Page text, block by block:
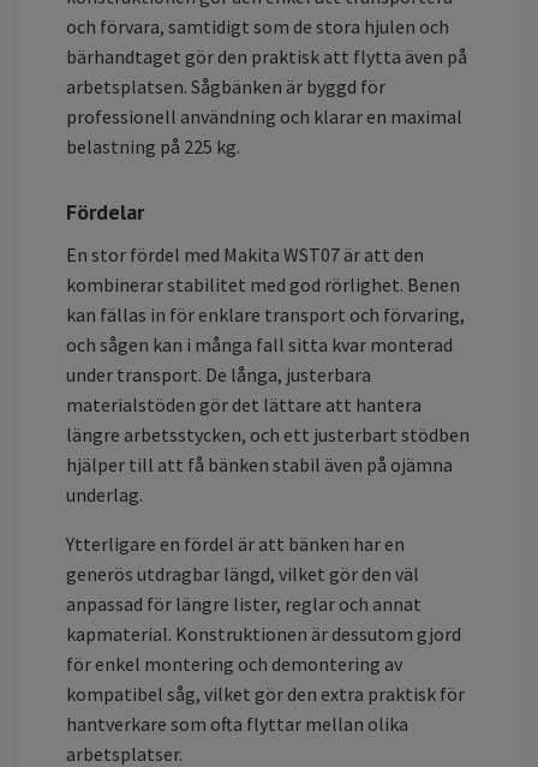
och förvara, samtidigt som de stora hjulen och
bärhandtaget gör den praktisk att flytta även på
arbetsplatsen. Sågbänken är byggd för
professionell användning och klarar en maximal
belastning på 225 kg.
Fördelar
En stor fördel med Makita WST07 är att den
kombinerar stabilitet med god rörlighet. Benen
kan fällas in för enklare transport och förvaring,
och sågen kan i många fall sitta kvar monterad
under transport. De långa, justerbara
materialstöden gör det lättare att hantera
längre arbetsstycken, och ett justerbart stödben
hjälper till att få bänken stabil även på ojämna
underlag.
Ytterligare en fördel är att bänken har en
generös utdragbar längd, vilket gör den väl
anpassad för längre lister, reglar och annat
kapmaterial. Konstruktionen är dessutom gjord
för enkel montering och demontering av
kompatibel såg, vilket gör den extra praktisk för
hantverkare som ofta flyttar mellan olika
arbetsplatser.